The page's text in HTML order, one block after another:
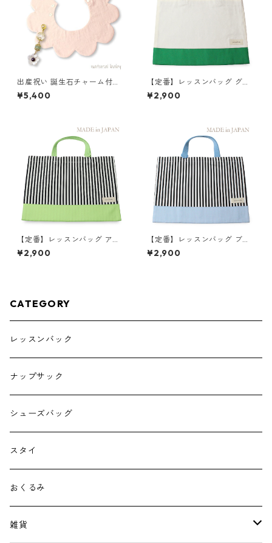
出産祝い 誕生石チャーム付き
花びらスタイ くすみブルー×マ
スタード
¥5,400
【定番】レッスンバッグ グリ
ーン×キナリ 縦30cm×横40c
m
¥2,900
【定番】レッスンバッグ アッ
プルグリーン×ストライプ 縦3
0cm×横40cm
¥2,900
【定番】レッスンバッグ ブル
ー×ストライプ 縦30cm×横40
cm
¥2,900
CATEGORY
レッスンバック
ナップサック
シューズバッグ
スタイ
おくるみ
雑貨